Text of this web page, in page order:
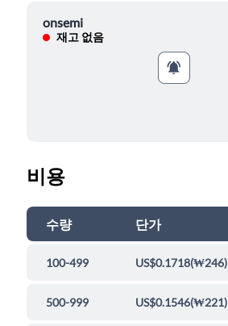
onsemi
재고 없음
비용
수량 단가
100-499 US$0.1718(₩246)
500-999 US$0.1546(₩221)